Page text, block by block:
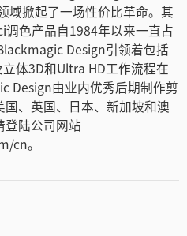
域掀起了一场性价比革命。其
色产品自1984年以来一直占
Design引领着包括
体3D和Ultra HD工作流程在
Design由业内优秀后期制作剪
、英国、日本、新加坡和澳
登陆公司网站
cn。